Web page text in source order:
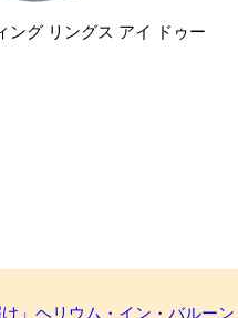
ング リングス アイ ドゥー
け」ヘリウム・イン・バルーン